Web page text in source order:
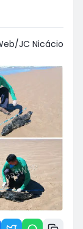
JC Nicácio